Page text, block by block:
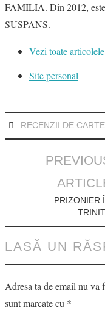
FAMILIA. Din 2012,
SUSPANS.
Vezi toate
Site personal
RECENZII DE CARTE
navigation
PRIZONIER
LASĂ UN
Adresa ta de email nu va
sunt marcate cu *